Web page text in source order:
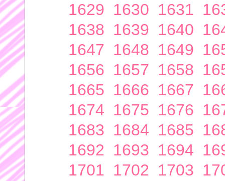
1629 1630 1631
1638 1639 1640
1647 1648 1649
1656 1657 1658
1665 1666 1667
1674 1675 1676
1683 1684 1685
1692 1693 1694
1701 1702 1703